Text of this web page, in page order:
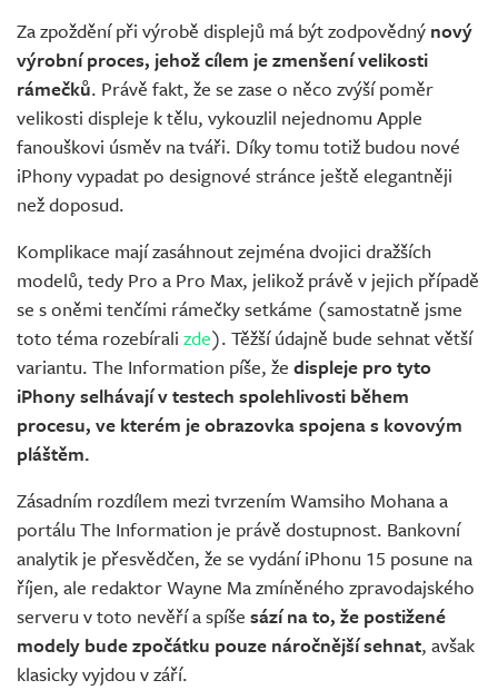
Za zpoždění při výrobě displejů má být zodpovědný nový
výrobní proces, jehož cílem je zmenšení velikosti
rámečků. Právě fakt, že se zase o něco zvýší poměr
velikosti displeje k tělu, vykouzlil nejednomu Apple
fanouškovi úsměv na tváři. Díky tomu totiž budou nové
iPhony vypadat po designové stránce ještě elegantněji
než doposud.
Komplikace mají zasáhnout zejména dvojici dražších
modelů, tedy Pro a Pro Max, jelikož právě v jejich případě
se s oněmi tenčími rámečky setkáme (samostatně jsme
toto téma rozebírali zde). Těžší údajně bude sehnat větší
variantu. The Information píše, že displeje pro tyto
iPhony selhávají v testech spolehlivosti během
procesu, ve kterém je obrazovka spojena s kovovým
pláštěm.
Zásadním rozdílem mezi tvrzením Wamsiho Mohana a
portálu The Information je právě dostupnost. Bankovní
analytik je přesvědčen, že se vydání iPhonu 15 posune na
říjen, ale redaktor Wayne Ma zmíněného zpravodajského
serveru v toto nevěří a spíše sází na to, že postižené
modely bude zpočátku pouze náročnější sehnat, avšak
klasicky vyjdou v září.